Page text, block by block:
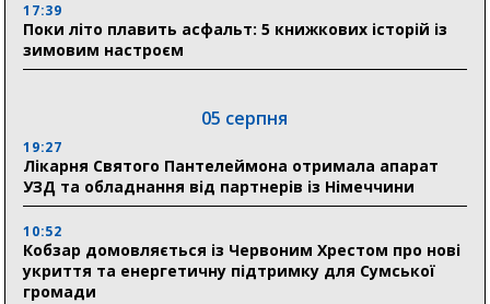
17:39
Поки літо плавить асфальт: 5 книжкових історій із
зимовим настроєм
05 серпня
19:27
Лікарня Святого Пантелеймона отримала апарат
УЗД та обладнання від партнерів із Німеччини
10:52
Кобзар домовляється із Червоним Хрестом про нові
укриття та енергетичну підтримку для Сумської
громади